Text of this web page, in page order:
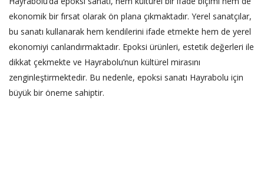
ekonomik bir fırsat olarak ön plana çıkmaktadır. Yerel sanatçılar,
bu sanatı kullanarak hem kendilerini ifade etmekte hem de yerel
ekonomiyi canlandırmaktadır. Epoksi ürünleri, estetik değerleri ile
dikkat çekmekte ve Hayrabolu’nun kültürel mirasını
zenginleştirmektedir. Bu nedenle, epoksi sanatı Hayrabolu için
büyük bir öneme sahiptir.